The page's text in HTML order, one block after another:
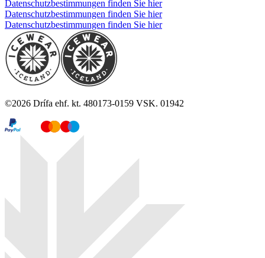
Datenschutzbestimmungen finden Sie hier
Datenschutzbestimmungen finden Sie hier
Datenschutzbestimmungen finden Sie hier
©2026 Drífa ehf. kt. 480173-0159 VSK. 01942